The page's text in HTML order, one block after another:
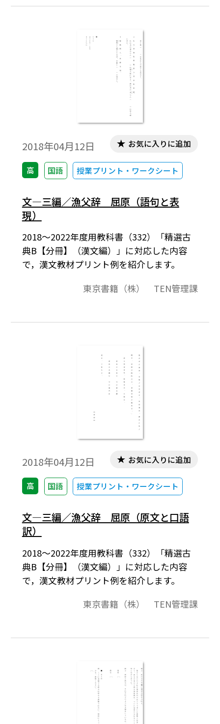
2018年04月12日
高 国語 授業プリント・ワークシート
お気に入りに追加
文―三編／漁父辞 屈原（語句と表
現）
2018～2022年度用教科書（332）「精選古
典B【分冊】（漢文編）」に対応した内容
で，漢文教材プリント例を紹介します。
東京書籍（株） TEN管理課
2018年04月12日
高 国語 授業プリント・ワークシート
お気に入りに追加
文―三編／漁父辞 屈原（原文と口語
訳）
2018～2022年度用教科書（332）「精選古
典B【分冊】（漢文編）」に対応した内容
で，漢文教材プリント例を紹介します。
東京書籍（株） TEN管理課